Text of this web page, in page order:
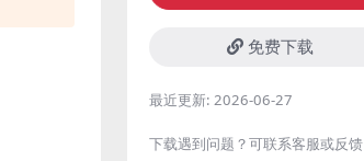
免费下载
最近更新: 2026-06-27
下载遇到问题？可联系客服或反馈